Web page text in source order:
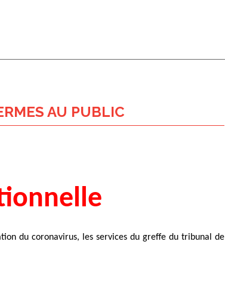
AU PUBLIC
du coronavirus, les services du greffe du tribunal de